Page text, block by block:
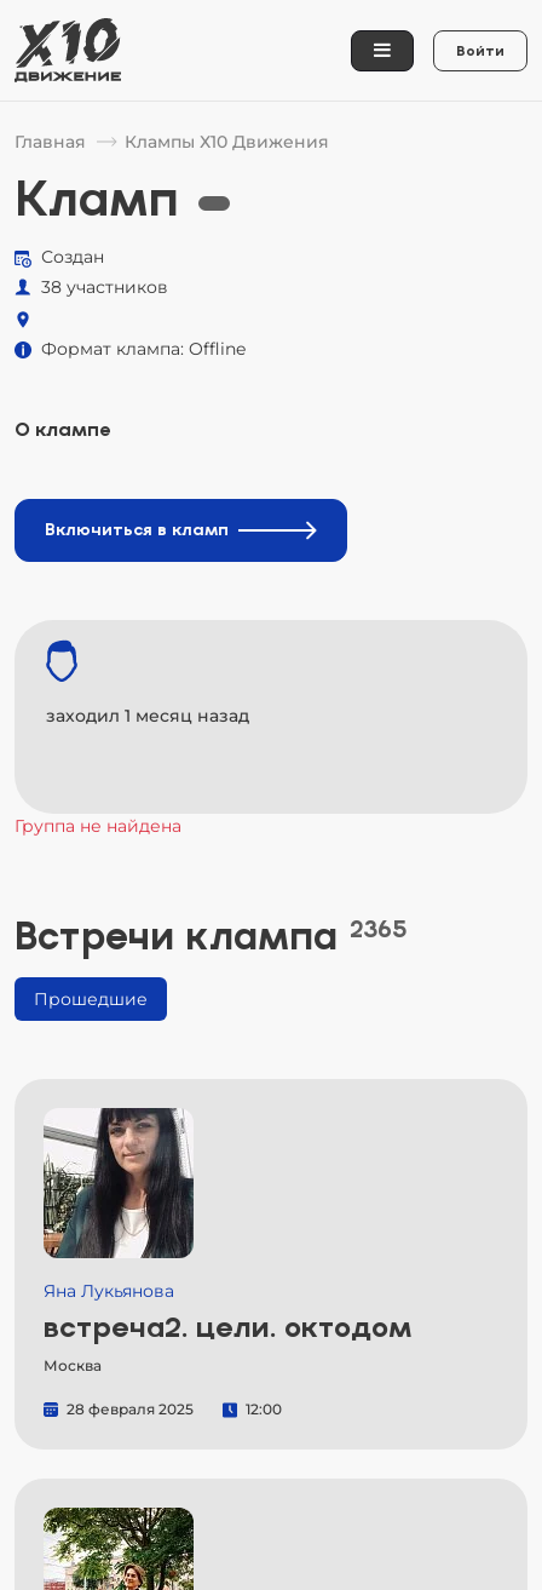
Войти
Главная Клампы Х10 Движения
Кламп
Создан
38 участников
Формат клампа: Offline
О клампе
Включиться в кламп
заходил 1 месяц назад
Группа не найдена
Встречи клампа 2365
Прошедшие
Яна Лукьянова
встреча2. цели. октодом
Москва
28 февраля 2025 12:00